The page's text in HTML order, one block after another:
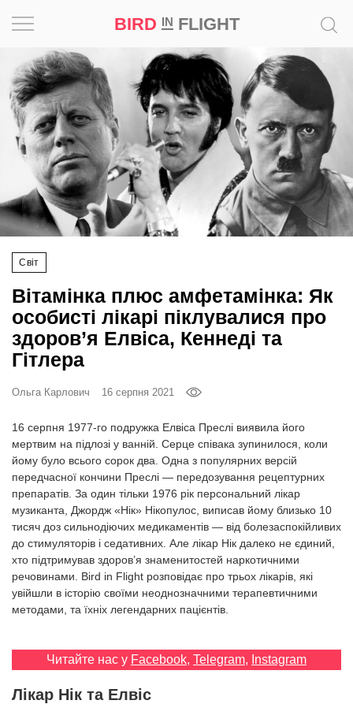
BIRD INFLIGHT
EN
RU
Світ
Вітамінка плюс амфетамінка: Як
особисті лікарі піклувалися про
здоров’я Елвіса, Кеннеді та
Гітлера
Ольга Карлович 16 серпня 2021
16 серпня 1977-го подружка Елвіса Преслі виявила його
мертвим на підлозі у ванній. Серце співака зупинилося, коли
йому було всього сорок два. Одна з популярних версій
передчасної кончини Преслі — передозування рецептурних
препаратів. За один тільки 1976 рік персональний лікар
музиканта, Джордж «Нік» Нікопулос, виписав йому близько 10
тисяч доз сильнодіючих медикаментів — від болезаспокійливих
до стимуляторів і седативних. Але лікар Нік далеко не єдиний,
хто підтримував здоров’я знаменитостей наркотичними
речовинами. Bird in Flight розповідає про трьох лікарів, які
увійшли в історію своїми неоднозначними терапевтичними
методами, та їхніх легендарних пацієнтів.
Читайте нас у Facebook, Telegram, Instagram
Лікар Нік та Елвіс